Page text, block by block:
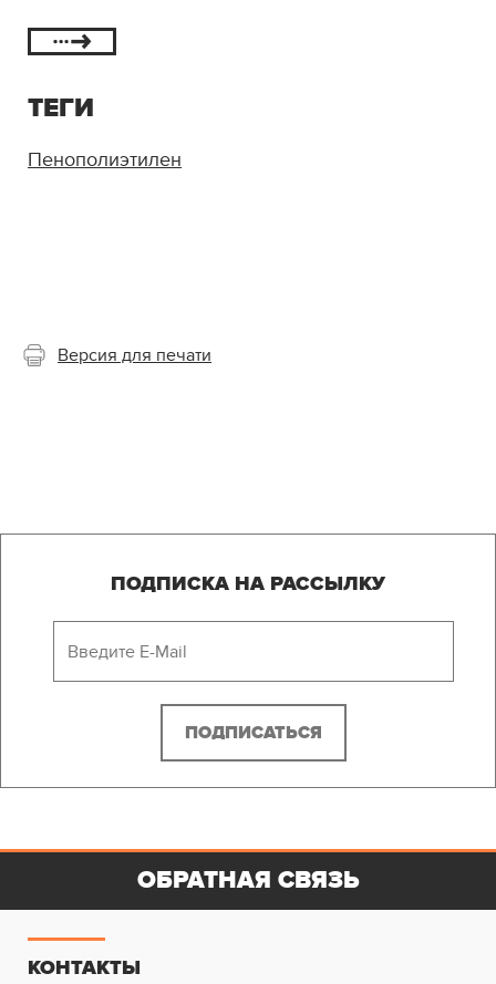
ТЕГИ
Пенополиэтилен
Версия для печати
ПОДПИСКА НА РАССЫЛКУ
КОНТАКТЫ
ОБРАТНАЯ СВЯЗЬ